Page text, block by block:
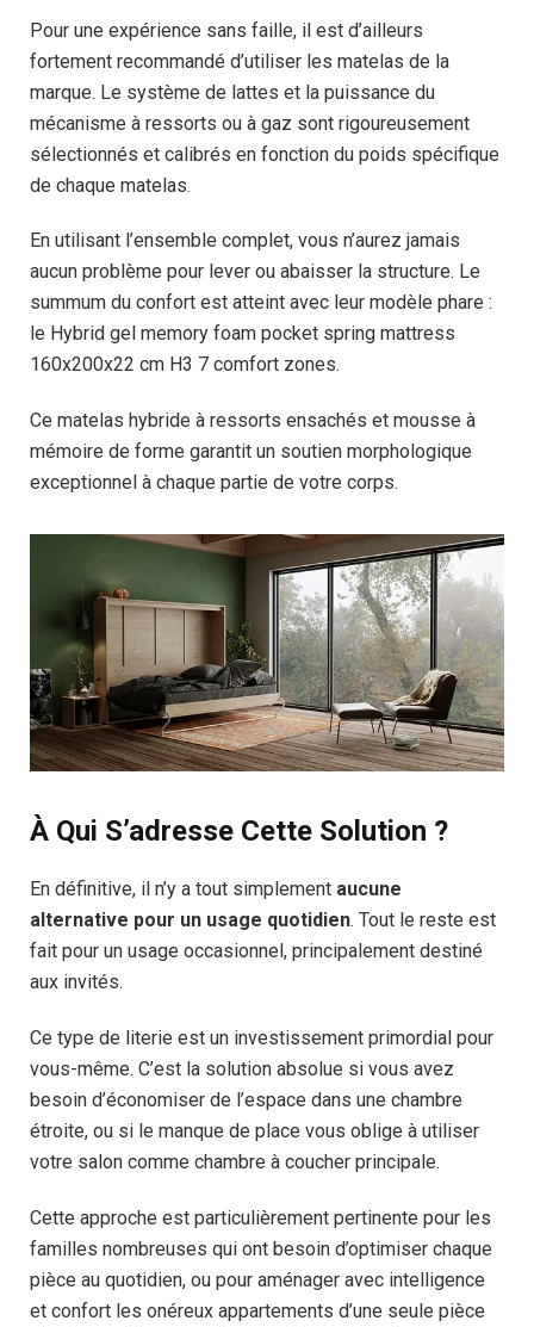
Pour une expérience sans faille, il est d’ailleurs
fortement recommandé d’utiliser les matelas de la
marque. Le système de lattes et la puissance du
mécanisme à ressorts ou à gaz sont rigoureusement
sélectionnés et calibrés en fonction du poids spécifique
de chaque matelas.
En utilisant l’ensemble complet, vous n’aurez jamais
aucun problème pour lever ou abaisser la structure. Le
summum du confort est atteint avec leur modèle phare :
le Hybrid gel memory foam pocket spring mattress
160x200x22 cm H3 7 comfort zones.
Ce matelas hybride à ressorts ensachés et mousse à
mémoire de forme garantit un soutien morphologique
exceptionnel à chaque partie de votre corps.
À Qui S’adresse Cette Solution ?
En définitive, il n’y a tout simplement aucune
alternative pour un usage quotidien. Tout le reste est
fait pour un usage occasionnel, principalement destiné
aux invités.
Ce type de literie est un investissement primordial pour
vous-même. C’est la solution absolue si vous avez
besoin d’économiser de l’espace dans une chambre
étroite, ou si le manque de place vous oblige à utiliser
votre salon comme chambre à coucher principale.
Cette approche est particulièrement pertinente pour les
familles nombreuses qui ont besoin d’optimiser chaque
pièce au quotidien, ou pour aménager avec intelligence
et confort les onéreux appartements d’une seule pièce